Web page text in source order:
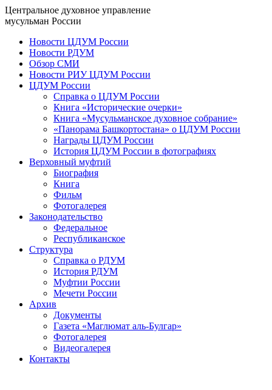
Центральное духовное управление
мусульман России
Новости ЦДУМ России
Новости РДУМ
Обзор СМИ
Новости РИУ ЦДУМ России
ЦДУМ России
Справка о ЦДУМ России
Книга «Исторические очерки»
Книга «Мусульманское духовное собрание»
«Панорама Башкортостана» о ЦДУМ России
Награды ЦДУМ России
История ЦДУМ России в фотографиях
Верховный муфтий
Биография
Книга
Фильм
Фотогалерея
Законодательство
Федеральное
Республиканское
Структура
Справка о РДУМ
История РДУМ
Муфтии России
Мечети России
Архив
Документы
Газета «Маглюмат аль-Булгар»
Фотогалерея
Видеогалерея
Контакты